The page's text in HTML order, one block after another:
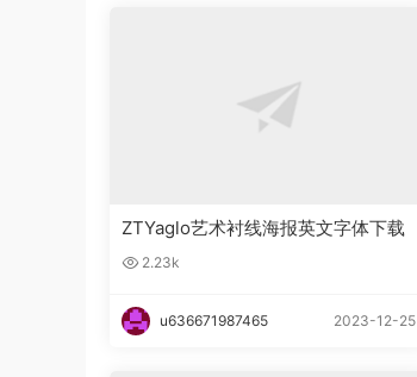
ZTYaglo艺术衬线海报英文字体下载
2.23k
u636671987465 2023-12-25